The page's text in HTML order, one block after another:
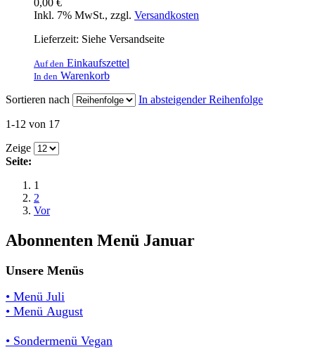
Inkl. 7% MwSt., zzgl. Versandkosten
Lieferzeit: Siehe Versandseite
Auf den Einkaufszettel
In den Warenkorb
Sortieren nach
In absteigender Reihenfolge
1-12 von 17
Zeige
Seite:
1
2
Vor
Abonnenten Menü Januar
Unsere Menüs
• Menü Juli
• Menü August
• Sondermenü Vegan